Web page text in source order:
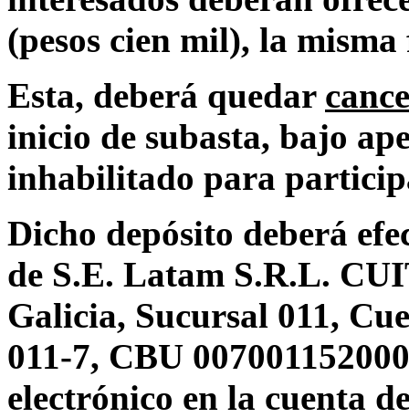
(pesos cien mil), la
Esta, deberá quedar
inicio de subasta, bajo
inhabilitado para
Dicho depósito deberá
de S.E. Latam S.R.L.
Galicia, Sucursal 011,
011-7, CBU
electrónico en la cuenta